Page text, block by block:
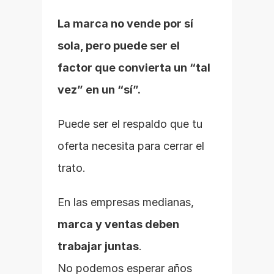
La marca no vende por sí
sola, pero puede ser el
factor que convierta un “tal
vez” en un “sí”.
Puede ser el respaldo que tu
oferta necesita para cerrar el
trato.
marca y ventas deben
trabajar juntas.
No podemos esperar años